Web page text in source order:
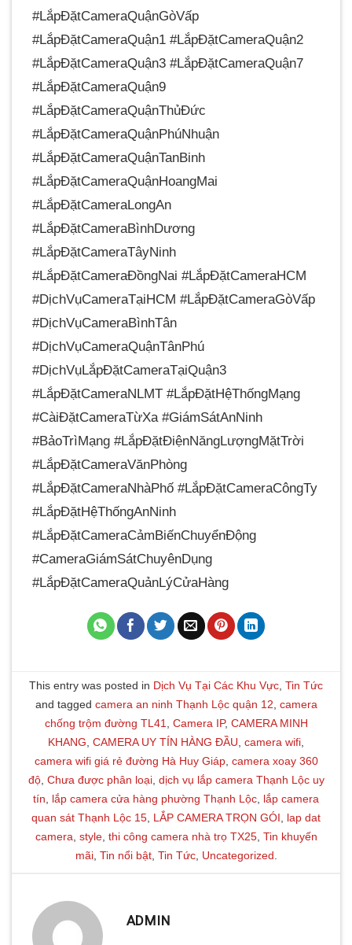
#LắpĐặtCameraQuậnGòVấp
#LắpĐặtCameraQuận1 #LắpĐặtCameraQuận2
#LắpĐặtCameraQuận3 #LắpĐặtCameraQuận7
#LắpĐặtCameraQuận9
#LắpĐặtCameraQuậnThủĐức
#LắpĐặtCameraQuậnPhúNhuận
#LắpĐặtCameraQuậnTanBinh
#LắpĐặtCameraQuậnHoangMai
#LắpĐặtCameraLongAn
#LắpĐặtCameraBìnhDương
#LắpĐặtCameraTâyNinh
#LắpĐặtCameraĐồngNai #LắpĐặtCameraHCM
#DịchVụCameraTạiHCM #LắpĐặtCameraGòVấp
#DịchVụCameraBìnhTân
#DịchVụCameraQuậnTânPhú
#DịchVụLắpĐặtCameraTạiQuận3
#LắpĐặtCameraNLMT #LắpĐặtHệThốngMạng
#CàiĐặtCameraTừXa #GiámSátAnNinh
#BảoTrìMạng #LắpĐặtĐiệnNăngLượngMặtTrời
#LắpĐặtCameraVănPhòng
#LắpĐặtCameraNhàPhố #LắpĐặtCameraCôngTy
#LắpĐặtHệThốngAnNinh
#LắpĐặtCameraCảmBiếnChuyểnĐộng
#CameraGiámSátChuyênDụng
#LắpĐặtCameraQuảnLýCửaHàng
This entry was posted in Dịch Vụ Tại Các Khu Vực, Tin Tức
and tagged camera an ninh Thạnh Lộc quận 12, camera
chống trộm đường TL41, Camera IP, CAMERA MINH
KHANG, CAMERA UY TÍN HÀNG ĐẦU, camera wifi,
camera wifi giá rẻ đường Hà Huy Giáp, camera xoay 360
độ, Chưa được phân loại, dịch vụ lắp camera Thạnh Lộc uy
tín, lắp camera cửa hàng phường Thạnh Lộc, lắp camera
quan sát Thạnh Lộc 15, LẮP CAMERA TRỌN GÓI , lap dat
camera, style, thi công camera nhà trọ TX25, Tin khuyến
mãi, Tin nổi bật, Tin Tức, Uncategorized .
ADMIN